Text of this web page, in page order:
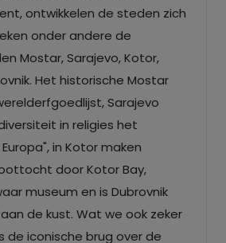
ontwikkelen de steden zich
onder andere de
Mostar, Sarajevo, Kotor,
Het historische Mostar
Sarajevo
in religies het
in Kotor maken
door Kotor Bay,
museum en is Dubrovnik
de kust. Wat we ook zeker
de iconische brug over de